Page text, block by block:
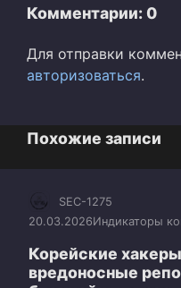
Комментарии: 0
Для отправки
авторизоваться.
Похожие записи
SEC-1275
20.03.2026Индикаторы
Корейские
вредоносные